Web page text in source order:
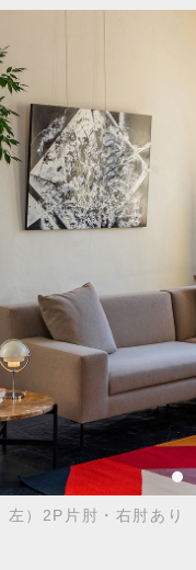
左）2P片肘・右肘あり